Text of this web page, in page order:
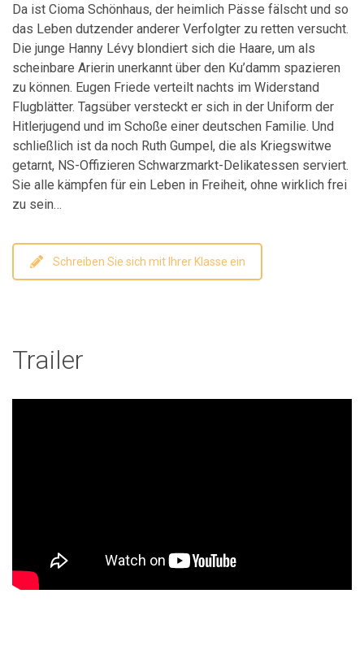
Da ist Cioma Schönhaus, der heimlich Pässe fälscht und so
das Leben dutzender anderer Verfolgter zu retten versucht.
Die junge Hanny Lévy blondiert sich die Haare, um als
scheinbare Arierin unerkannt über den Ku’damm spazieren
zu können. Eugen Friede verteilt nachts im Widerstand
Flugblätter. Tagsüber versteckt er sich in der Uniform der
Hitlerjugend und im Schoße einer deutschen Familie. Und
schließlich ist da noch Ruth Gumpel, die als Kriegswitwe
getarnt, NS-Offizieren Schwarzmarkt-Delikatessen serviert.
Sie alle kämpfen für ein Leben in Freiheit, ohne wirklich frei
zu sein…
Schreiben Sie sich mit Ihrer Klasse ein
Trailer